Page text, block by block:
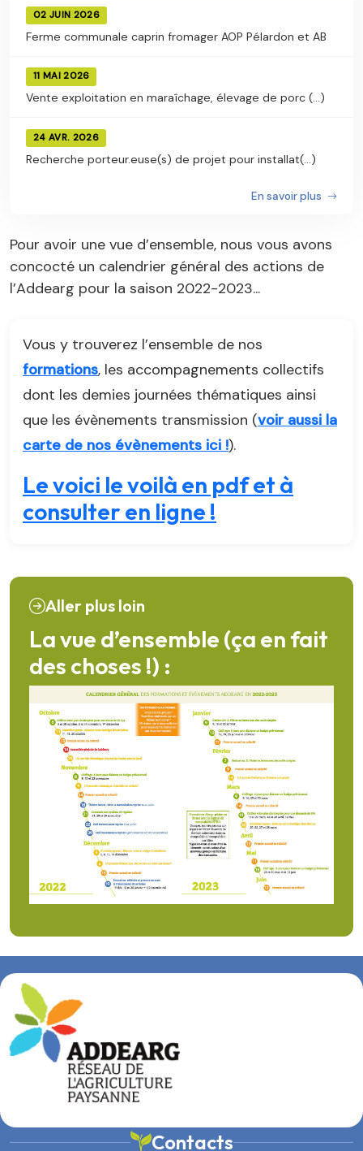
02 JUIN 2026
Ferme communale caprin fromager AOP Pélardon et AB
11 MAI 2026
Vente exploitation en maraîchage, élevage de porc (...)
24 AVR. 2026
Recherche porteur.euse(s) de projet pour installat(...)
En savoir plus
Pour avoir une vue d’ensemble, nous vous avons
concocté un calendrier général des actions de
l’Addearg pour la saison 2022-2023...
Vous y trouverez l’ensemble de nos
formations, les accompagnements collectifs
dont les demies journées thématiques ainsi
que les évènements transmission (voir aussi la
carte de nos évènements ici !).
Le voici le voilà en pdf et à
consulter en ligne !
Aller plus loin
La vue d’ensemble (ça en fait
des choses !) :
Contacts